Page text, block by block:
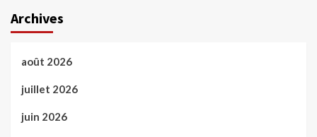
Archives
août 2026
juillet 2026
juin 2026